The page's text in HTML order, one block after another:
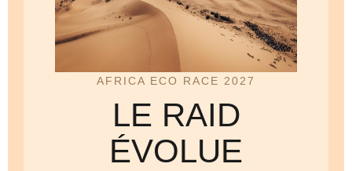
AFRICA ECO RACE 2027
LE RAID
ÉVOLUE